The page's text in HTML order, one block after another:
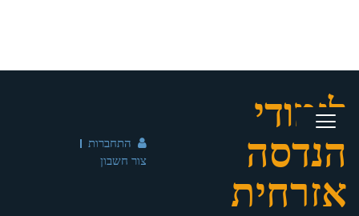
לימודי
הנדסה
אזרחית
התחברות
צור חשבון